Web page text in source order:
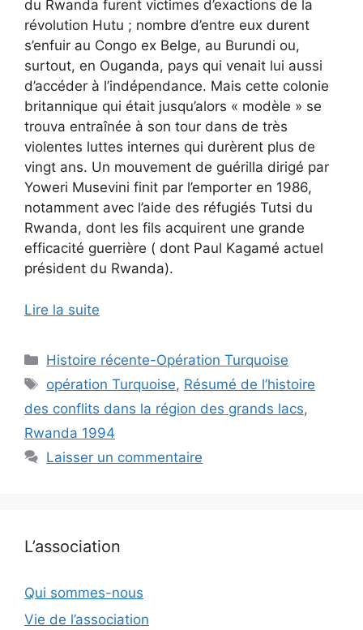
du Rwanda furent victimes d’exactions de la
révolution Hutu ; nombre d’entre eux durent
s’enfuir au Congo ex Belge, au Burundi ou,
surtout, en Ouganda, pays qui venait lui aussi
d’accéder à l’indépendance. Mais cette colonie
britannique qui était jusqu’alors « modèle » se
trouva entraînée à son tour dans de très
violentes luttes internes qui durèrent plus de
vingt ans. Un mouvement de guérilla dirigé par
Yoweri Musevini finit par l’emporter en 1986,
notamment avec l’aide des réfugiés Tutsi du
Rwanda, dont les fils acquirent une grande
efficacité guerrière ( dont Paul Kagamé actuel
président du Rwanda).
Lire la suite
Catégories
Histoire récente-Opération Turquoise
Étiquettes
opération Turquoise, Résumé de l’histoire
des conflits dans la région des grands lacs,
Rwanda 1994
Laisser un commentaire
L’association
Qui sommes-nous
Vie de l’association